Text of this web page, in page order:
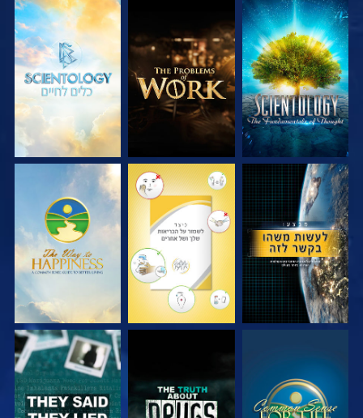
בדוק את הסדרה בדוק את הסדרה בדוק את הסדרה
צפה צפה
צפה צפה צפה